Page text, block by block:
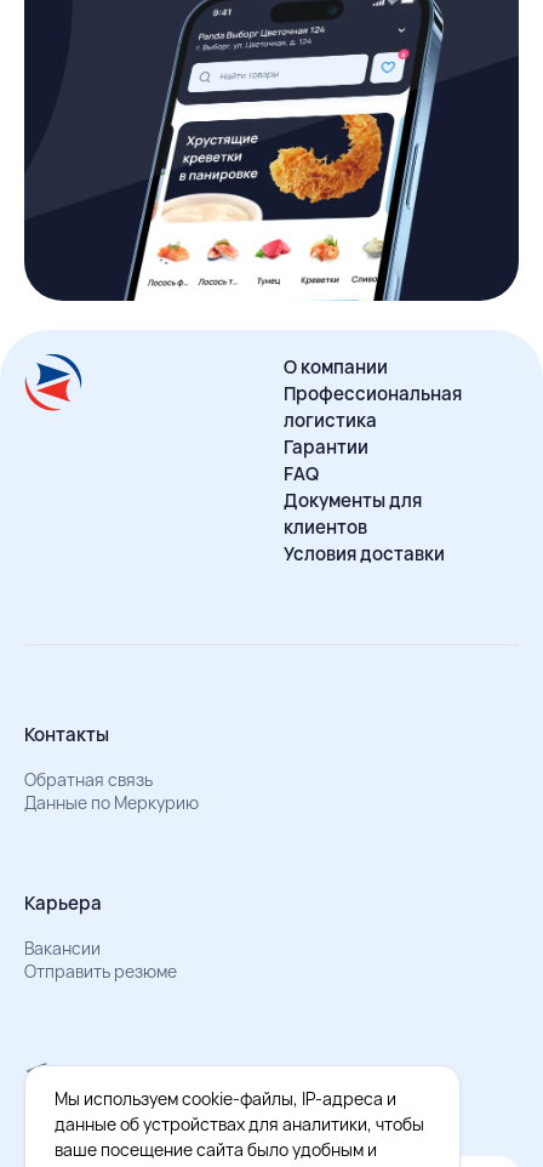
О компании
Профессиональная
логистика
Гарантии
FAQ
Документы для
клиентов
Условия доставки
Контакты
Обратная связь
Данные по Меркурию
Карьера
Вакансии
Отправить резюме
Мы в Телеграм
Документы об обработке персональных данных
Охрана труда – результаты СОУТ
Мы используем cookie-файлы, IP-адреса и
данные об устройствах для аналитики, чтобы
ваше посещение сайта было удобным и